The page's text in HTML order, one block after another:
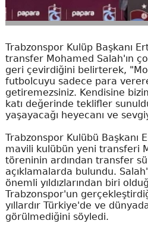
Trabzonspor Kulüp Başkanı
transfer Mohamed Salah'ın
geri çevirdiğini belirterek,
futbolcuyu sadece para
getiremezsiniz. Kendisine
katı değerinde teklifler
yaşayacağı heyecanı ve
Trabzonspor Kulübü Başkanı
mavili kulübün yeni transferi
töreninin ardından transfer
açıklamalarda bulundu.
önemli yıldızlarından biri
Trabzonspor'un
yıllardır Türkiye'de ve
görülmediğini söyledi.